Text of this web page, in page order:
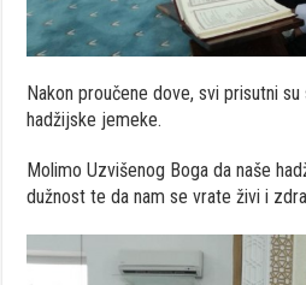
Nakon proučene dove, svi prisutni
hadžijske jemeke.
Molimo Uzvišenog Boga da naše
dužnost te da nam se vrate živi i